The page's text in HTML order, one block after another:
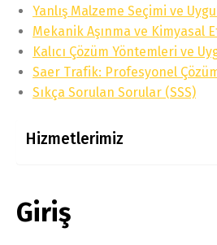
Yanlış Malzeme Seçimi ve
Mekanik Aşınma ve Kimyasal
Kalıcı Çözüm Yöntemleri ve
Saer Trafik: Profesyonel
Sıkça Sorulan Sorular (SSS)
Hizmetlerimiz
Giriş